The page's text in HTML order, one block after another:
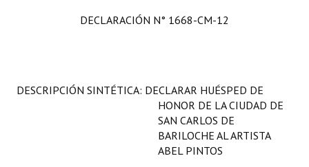
Comisiones EspecialesDECLARACIÓN N° 1668-CM-12
DESCRIPCIÓN SINTÉTICA: DECLARAR HUÉSPED DE
HONOR DE LA CIUDAD DE
SAN CARLOS DE
BARILOCHE AL ARTISTA
ABEL PINTOS